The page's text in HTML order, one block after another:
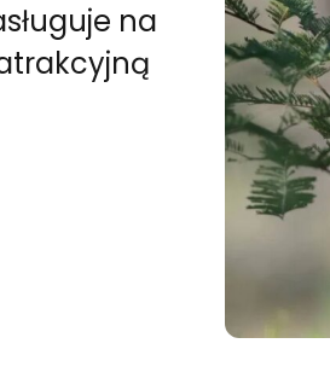
na